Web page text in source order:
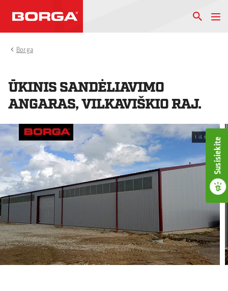
Susisiekite
Borga
ŪKINIS SANDĖLIAVIMO
ANGARAS, VILKAVIŠKIO RAJ.
1 iš 6